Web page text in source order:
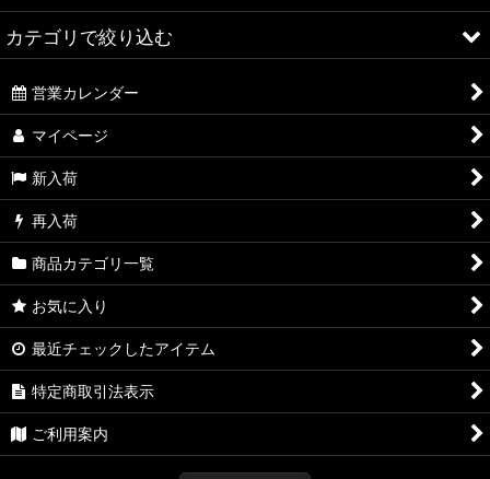
カテゴリで絞り込む
Thrash / Speed / Heavy Metal (全商品)
CD
Vinyl
営業カレンダー
マイページ
新入荷
再入荷
商品カテゴリ一覧
お気に入り
最近チェックしたアイテム
特定商取引法表示
ご利用案内